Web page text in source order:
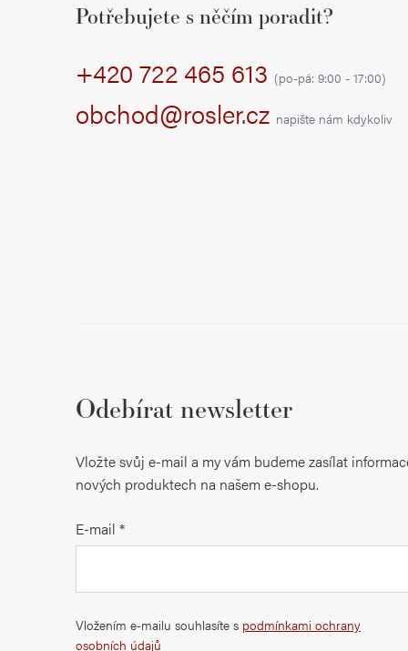
Potřebujete s něčím poradit?
+420 722 465 613 (po-pá: 9:00 - 17:00)
obchod@rosler.cz napište nám kdykoliv
Odebírat newsletter
Vložte svůj e-mail a my vám budeme zasílat
nových produktech na našem e-shopu.
E-mail
Vložením e-mailu souhlasíte s podmínkami ochrany
osobních údajů